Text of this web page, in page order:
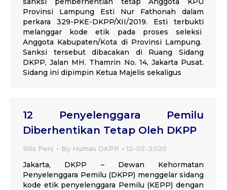
Provinsi Lampung Esti Nur Fathonah dalam
perkara 329-PKE-DKPP/XII/2019. Esti terbukti
melanggar kode etik pada proses seleksi
Anggota Kabupaten/Kota di Provinsi Lampung.
Sanksi tersebut dibacakan di Ruang Sidang
DKPP, Jalan MH. Thamrin No. 14, Jakarta Pusat.
Sidang ini dipimpin Ketua Majelis sekaligus
12 Penyelenggara Pemilu
Diberhentikan Tetap Oleh DKPP
Rilis Pers By Humas DKPP 12-02-2020
Jakarta, DKPP – Dewan Kehormatan
Penyelenggara Pemilu (DKPP) menggelar sidang
kode etik penyelenggara Pemilu (KEPP) dengan